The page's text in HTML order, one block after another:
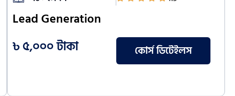
Lead Generation
৳ ৫,০০০ টাকা
কোর্স ডিটেইলস